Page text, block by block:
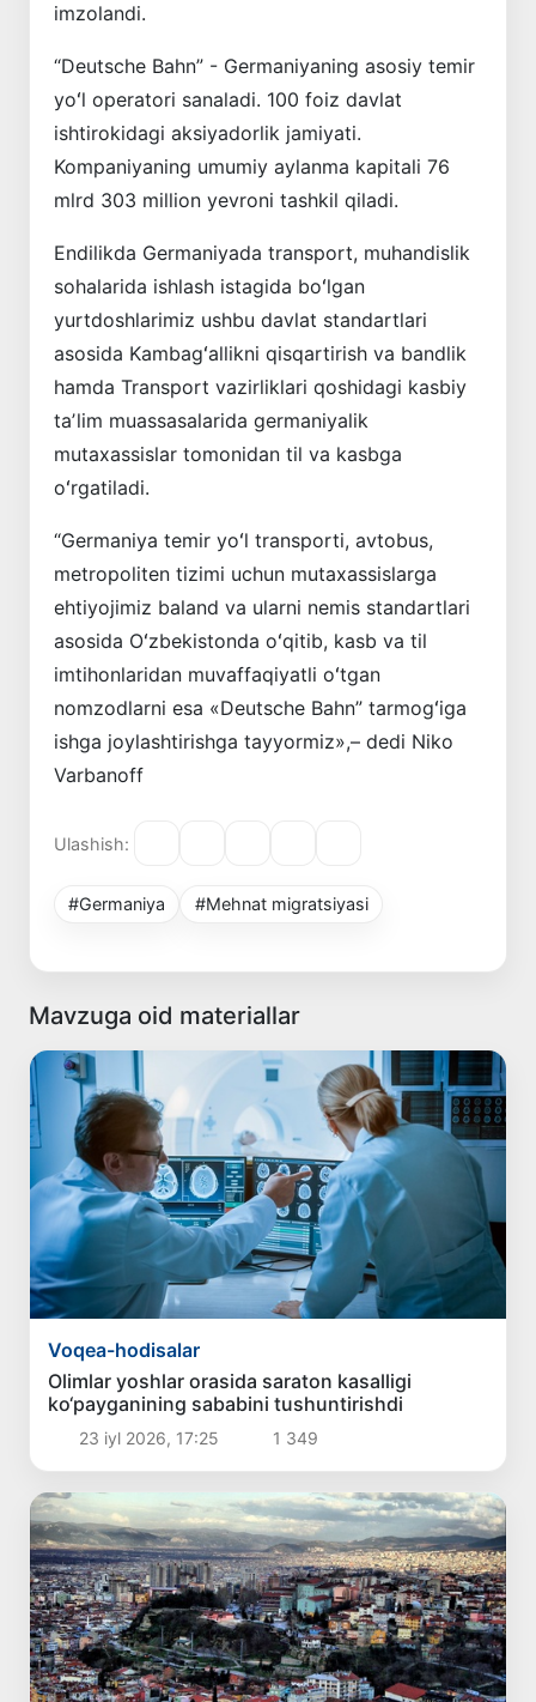
imzolandi.
“Deutsche Bahn” - Germaniyaning asosiy temir
yoʻl operatori sanaladi. 100 foiz davlat
ishtirokidagi aksiyadorlik jamiyati.
Kompaniyaning umumiy aylanma kapitali 76
mlrd 303 million yevroni tashkil qiladi.
Endilikda Germaniyada transport, muhandislik
sohalarida ishlash istagida boʻlgan
yurtdoshlarimiz ushbu davlat standartlari
asosida Kambagʻallikni qisqartirish va bandlik
hamda Transport vazirliklari qoshidagi kasbiy
taʼlim muassasalarida germaniyalik
mutaxassislar tomonidan til va kasbga
oʻrgatiladi.
“Germaniya temir yoʻl transporti, avtobus,
metropoliten tizimi uchun mutaxassislarga
ehtiyojimiz baland va ularni nemis standartlari
asosida Oʻzbekistonda oʻqitib, kasb va til
imtihonlaridan muvaffaqiyatli oʻtgan
nomzodlarni esa «Deutsche Bahn” tarmogʻiga
ishga joylashtirishga tayyormiz»,– dedi Niko
Varbanoff
Ulashish:
#Germaniya #Mehnat migratsiyasi
Mavzuga oid materiallar
Voqea-hodisalar
Olimlar yoshlar orasida saraton kasalligi
ko‘payganining sababini tushuntirishdi
23 iyl 2026, 17:25 1 349